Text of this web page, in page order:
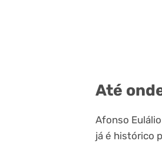
Até
Afonso
já é histórico